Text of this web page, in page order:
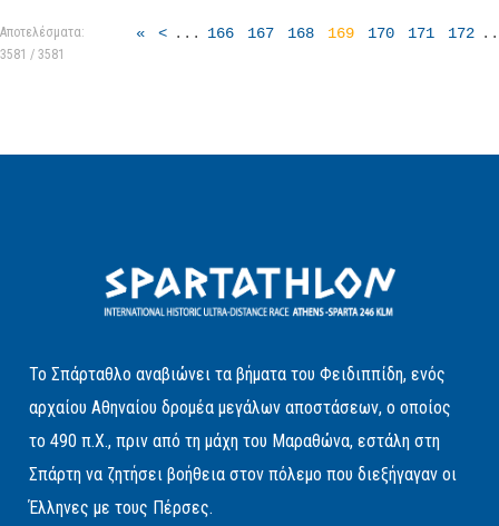
Αποτελέσματα:
3581 / 3581
« < ... 166 167 168 169 170 171 172
Το Σπάρταθλο αναβιώνει τα βήματα του Φειδιππίδη, ενός
αρχαίου Αθηναίου δρομέα μεγάλων αποστάσεων, ο οποίος
το 490 π.Χ., πριν από τη μάχη του Μαραθώνα, εστάλη στη
Σπάρτη να ζητήσει βοήθεια στον πόλεμο που διεξήγαγαν οι
Έλληνες με τους Πέρσες.